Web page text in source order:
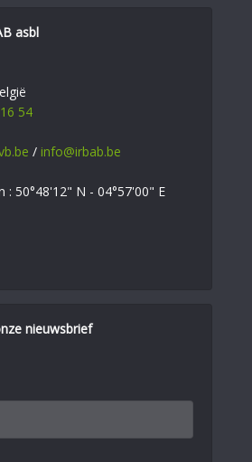
asbl
54
/ info@irbab.be
: 50°48'12" N - 04°57'00" E
nieuwsbrief